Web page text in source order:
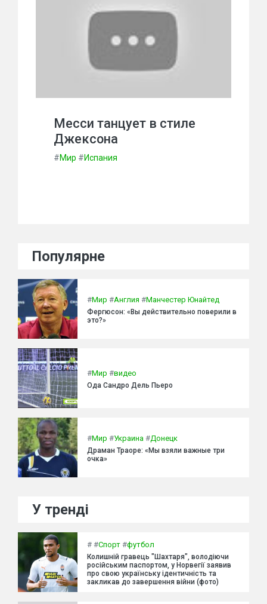
Месси танцует в стиле
Джексона
#Мир #Испания
Популярне
#Мир #Англия #Манчестер Юнайтед
Фергюсон: «Вы действительно поверили в
это?»
#Мир #видео
Ода Сандро Дель Пьеро
#Мир #Украина #Донецк
Драман Траоре: «Мы взяли важные три
очка»
У тренді
# #Спорт #футбол
Колишній гравець "Шахтаря", володіючи
російським паспортом, у Норвегії заявив
про свою українську ідентичність та
закликав до завершення війни (фото)